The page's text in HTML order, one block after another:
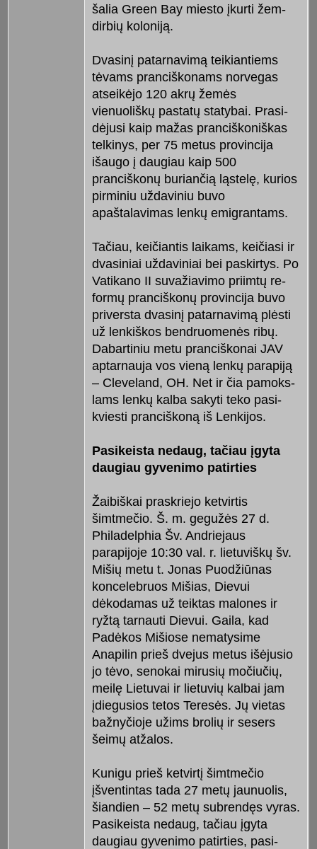
šalia Green Bay miesto įkurti žem­
dirbių koloniją.
Dvasinį patarnavimą teikiantiems
tėvams pranciškonams norvegas
atseikėjo 120 akrų žemės
vienuoliškų pastatų statybai. Prasi­
dėjusi kaip mažas pranciškoniškas
telkinys, per 75 metus provincija
išaugo į daugiau kaip 500
pranciškonų buriančią ląstelę, kurios
pirminiu uždaviniu buvo
apaštalavimas lenkų emigrantams.
Tačiau, keičiantis laikams, keičiasi ir
dva­siniai uždaviniai bei paskirtys. Po
Va­tikano II suvažiavimo priimtų re­
formų pranciškonų provincija buvo
priversta dvasinį patarnavimą plėsti
už lenkiškos bendruomenės ribų.
Dabartiniu metu pranciškonai JAV
aptarnauja vos vieną lenkų parapiją
– Cleveland, OH. Net ir čia pamoks­
lams lenkų kalba sakyti teko pa­si­
kviesti pranciškoną iš Lenkijos.
Pasikeista nedaug, tačiau įgy­ta
daugiau gyvenimo patirties
Žaibiškai praskriejo ketvirtis
šimtmečio. Š. m. gegužės 27 d.
Phila­delphia Šv. Andriejaus
parapijoje 10:30 val. r. lietuviškų šv.
Mišių metu t. Jonas Puodžiūnas
konceleb­ruos Mišias, Dievui
dėkodamas už teiktas malones ir
ryžtą tarnauti Dievui. Gaila, kad
Padėkos Mišiose nematy­sime
Anapilin prieš dvejus metus išėjusio
jo tėvo, senokai mirusių mo­čiu­čių,
meilę Lietuvai ir lietuvių kal­bai jam
įdiegusios tetos Teresės. Jų vietas
bažnyčioje užims brolių ir sesers
šeimų atžalos.
Kunigu prieš ketvirtį šimtmečio
įšventintas tada 27 metų jaunuolis,
šiandien – 52 metų subrendęs vy­ras.
Pasikeista nedaug, tačiau įgy­ta
daugiau gyvenimo patirties, pasi­